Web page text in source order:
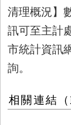
清理概況】
訊可至主計
市統計資訊
詢。
相關連結（